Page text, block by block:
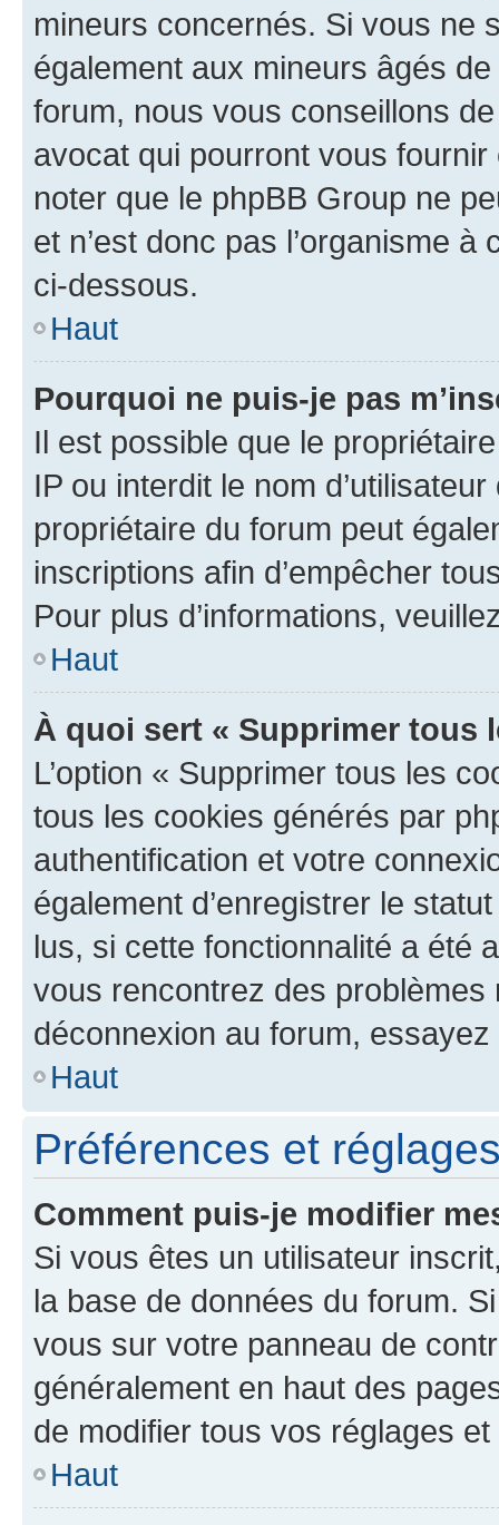
mineurs concernés. Si vous ne
également aux mineurs âgés
forum, nous vous conseillons
avocat qui pourront vous
noter que le phpBB Group ne
et n’est donc pas l’organisme
ci-dessous.
Haut
Pourquoi ne puis-je pas
Il est possible que le
IP ou interdit le nom
propriétaire du forum peut
inscriptions afin d’empêcher
Pour plus d’informations,
Haut
À quoi sert « Supprimer tous
L’option « Supprimer tous les
tous les cookies générés par
authentification et votre
également d’enregistrer le
lus, si cette fonctionnalité a été
vous rencontrez des
déconnexion au forum,
Haut
Préférences et
Comment puis-je modifier
Si vous êtes un utilisateur
la base de données du forum.
vous sur votre panneau de
généralement en haut des
de modifier tous vos réglages
Haut